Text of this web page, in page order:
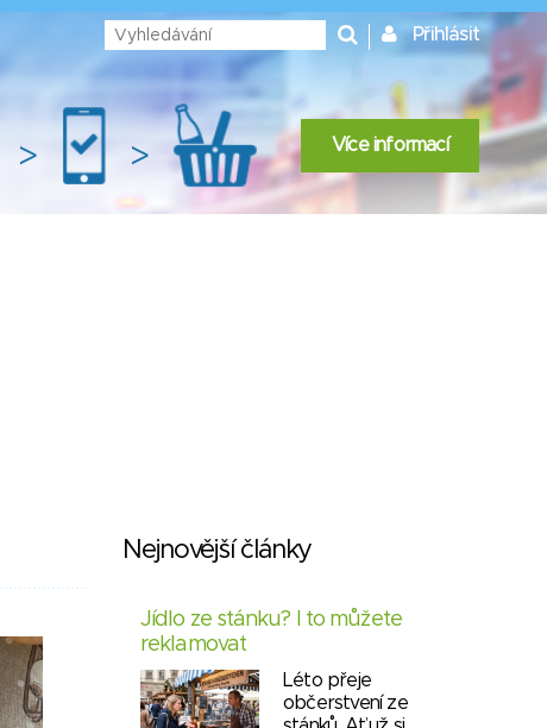
Přihlásit
> > Více informací
Nejnovější články
Jídlo ze stánku? I to můžete
reklamovat
Léto přeje
občerstvení ze